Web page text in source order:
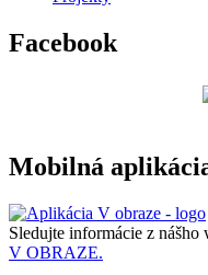
Facebook
Mobilná
Sledujte informácie z nášho
V OBRAZE.